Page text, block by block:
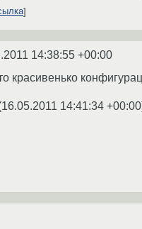
14:38:55 +00:00
красивенько
16.05.2011 14:41:34 +00:00